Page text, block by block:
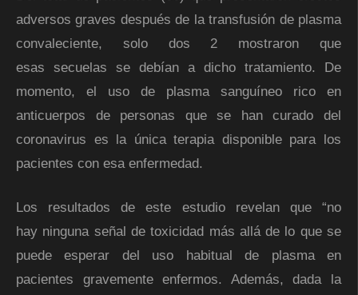
adversos graves después de la transfusión de plasma
convaleciente, solo dos 2 mostraron que
esas secuelas se debían a dicho tratamiento. De
momento, el uso de plasma sanguíneo rico en
anticuerpos de personas que se han curado del
coronavirus es la única terapia disponible para los
pacientes con esa enfermedad.
Los resultados de este estudio revelan que “no
hay ninguna señal de toxicidad más allá de lo que se
puede esperar del uso habitual de plasma en
pacientes gravemente enfermos. Además, dada la